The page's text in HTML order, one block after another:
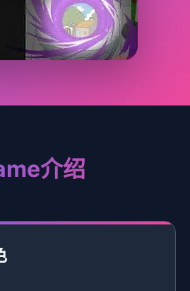
介绍